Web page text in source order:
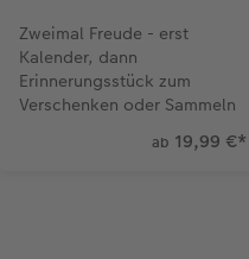
Zweimal Freude - erst
Kalender, dann
Erinnerungsstück zum
Verschenken oder Sammeln
ab 19,99 €*